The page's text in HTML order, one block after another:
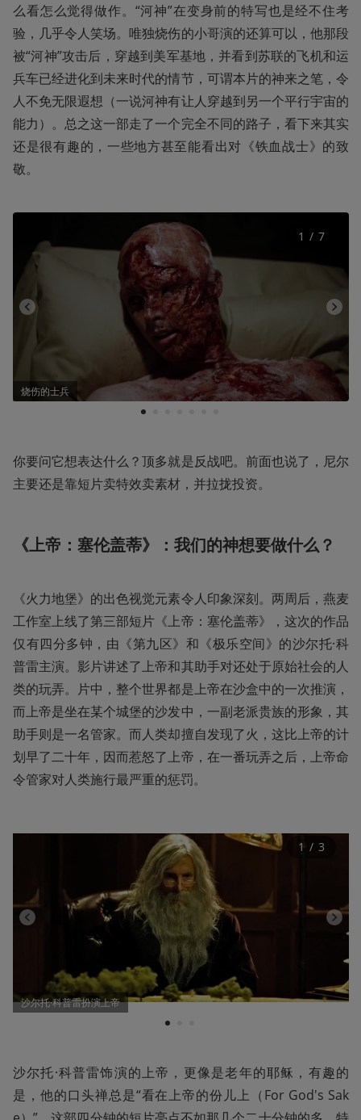
么看怎么觉得做作。“河神”在变身前的特写也是经不住考
验，几乎令人笑场。唯独烧伤的小哥演的还算可以，他那段
被“河神”攻击后，穿越到美军基地，并看到苏联的飞机和运
兵车已经进化到未来时代的情节，可谓本片的神来之笔，令
人不免无限遐想（一说河神有让人穿越到另一个平行宇宙的
能力）。总之这一部走了一个完全不同的路子，看下来其实
还是很有趣的，一些地方甚至能看出对《铁血战士》的致
敬。
烧伤的士兵
1
1 / 7
你要问它想表达什么？顶多就是反战吧。前面也说了，尼尔
主要还是靠短片卖特效卖素材，并拉拢投资。
《上帝：塞伦盖蒂》：我们的神想要做什么？
《火力地堡》的出色视觉元素令人印象深刻。两周后，燕麦
工作室上线了第三部短片《上帝：塞伦盖蒂》，这次的作品
仅有四分多钟，由《第九区》和《极乐空间》的沙尔托·科
普雷主演。影片讲述了上帝和其助手对还处于原始社会的人
类的玩弄。片中，整个世界都是上帝在沙盒中的一次推演，
而上帝是坐在某个城堡的沙发中，一副老派贵族的形象，其
助手则是一名管家。而人类却擅自发现了火，这比上帝的计
划早了二十年，因而惹怒了上帝，在一番玩弄之后，上帝命
令管家对人类施行最严重的惩罚。
沙尔托·科普雷扮演上帝
1
1 / 3
沙尔托·科普雷饰演的上帝，更像是老年的耶稣，有趣的
是，他的口头禅总是“看在上帝的份儿上（For God's Sak